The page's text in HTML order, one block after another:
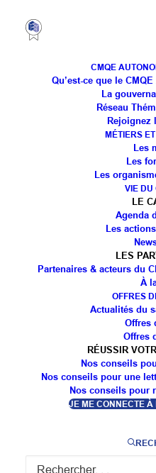
CMQE
Qu’est-ce que le
La
Réseau
Rejoignez
MÉTIERS
Les
Les
Les
VIE DU
LE
Agenda
Les
LES
Partenaires & acteurs du
À
OFFRES
Actualités du
Offres
Offres
RÉUSSIR
Nos conseils
Nos conseils pour une
Nos conseils pour
JE ME CONNECTE
Visite
Du 3 au 5 mai 2023, le
la Délégation
l’Allemand a reçu la
allemande composée de :
Mme la Ministre
son Directeur de Cabinet
l’éducation de la Sarre
Reiner Groß : équivalent